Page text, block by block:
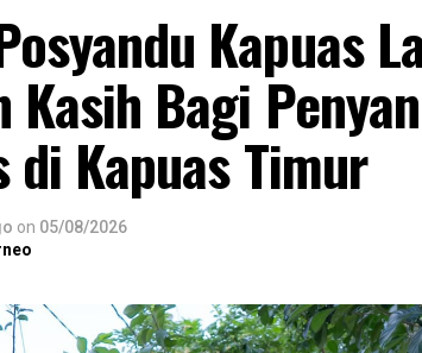
Kapuas
Kasih Bagi
Kapuas Timur
on 05/08/2026